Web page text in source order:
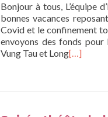
Bonjour à tous, L’équipe
bonnes vacances
Covid et le confinement
envoyons des fonds
Vung Tau et Long[…]